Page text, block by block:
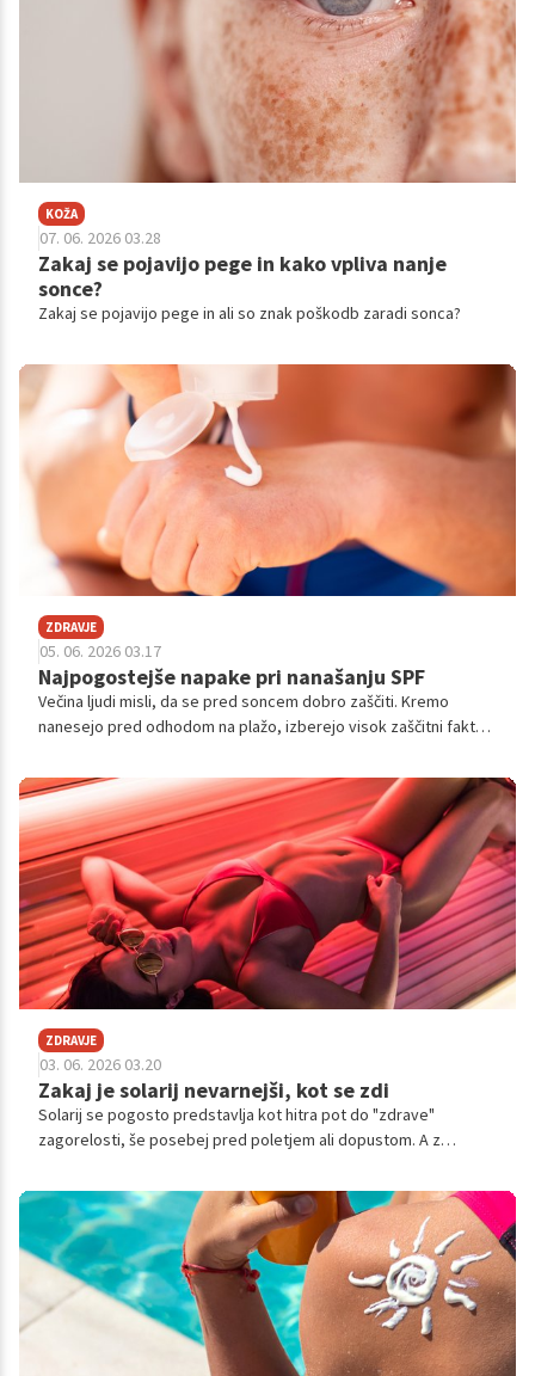
KOŽA
07. 06. 2026 03.28
Zakaj se pojavijo pege in kako vpliva nanje
sonce?
Zakaj se pojavijo pege in ali so znak poškodb zaradi sonca?
ZDRAVJE
05. 06. 2026 03.17
Najpogostejše napake pri nanašanju SPF
Večina ljudi misli, da se pred soncem dobro zaščiti. Kremo
nanesejo pred odhodom na plažo, izberejo visok zaščitni faktor
uporabi SPF ljudje še vedno delajo številne napake, zaradi
katerih zaščita pogosto ne deluje tako, kot bi morala.
ZDRAVJE
03. 06. 2026 03.20
Zakaj je solarij nevarnejši, kot se zdi
Solarij se pogosto predstavlja kot hitra pot do "zdrave"
zagorelosti, še posebej pred poletjem ali dopustom. A z
umetnega izpostavljanja ultravijoličnemu sevanju. Dermatologi
opozarjajo, da tveganje ni le estetsko – gre za neposredno
poškodbo kože na celični ravni.